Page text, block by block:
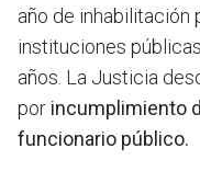
año de inhabilitación
instituciones
años. La Justicia
por incumplimiento
funcionario público.